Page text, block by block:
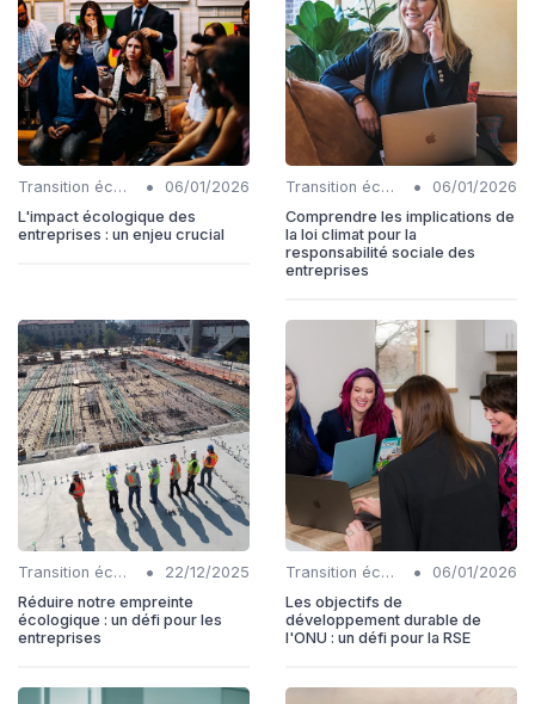
Transition écologique •
06/01/2026
L'impact écologique des
entreprises : un enjeu crucial
Transition écologique •
06/01/2026
Comprendre les implications de
la loi climat pour la
responsabilité sociale des
entreprises
Transition écologique •
22/12/2025
Réduire notre empreinte
écologique : un défi pour les
entreprises
Transition écologique •
06/01/2026
Les objectifs de
développement durable de
l'ONU : un défi pour la RSE